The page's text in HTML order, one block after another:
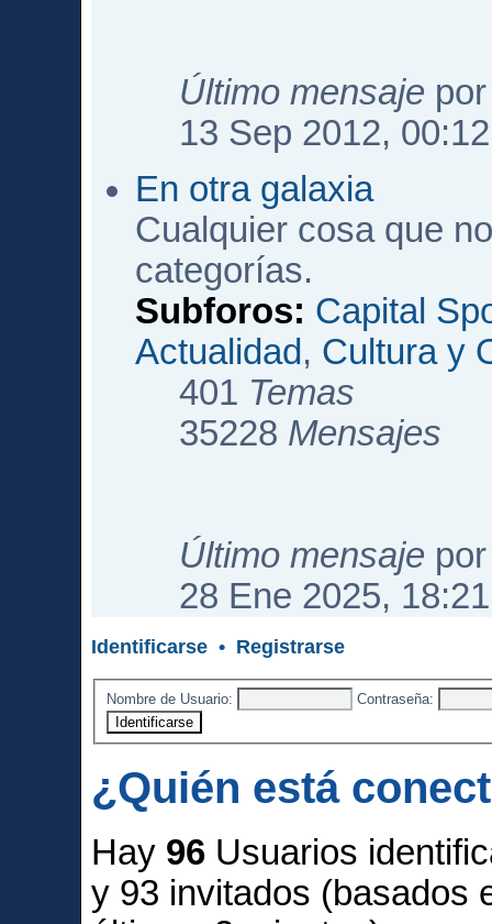
Último mensaje
13 Sep 2012, 00:12
En otra galaxia
Cualquier cosa que
categorías.
Subforos: Capital
Actualidad, Cultura y
401 Temas
35228 Mensajes
Último mensaje
28 Ene 2025, 18:21
Identificarse • Registrarse
Nombre de Usuario: Contraseña:
¿Quién está
Hay 96 Usuarios
y 93 invitados (basados